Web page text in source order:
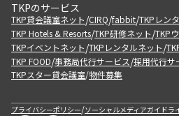
TKPのサービス
TKP貸会議室ネット/CIRQ/fabbit/TKPレン
TKP Hotels & Resorts/TKP研修ネット/TKP
TKPイベントネット/TKPレンタルネット/
TKP FOOD/事務局代行サービス/採用代行サ
TKPスター貸会議室/物件募集
プライバシーポリシー/ソーシャルメディアガイドラ